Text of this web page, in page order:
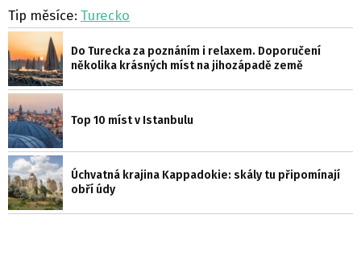
Tip měsíce: Turecko
Do Turecka za poznáním i relaxem. Doporučení
několika krásných míst na jihozápadě země
Top 10 míst v Istanbulu
Úchvatná krajina Kappadokie: skály tu připomínají
obří údy